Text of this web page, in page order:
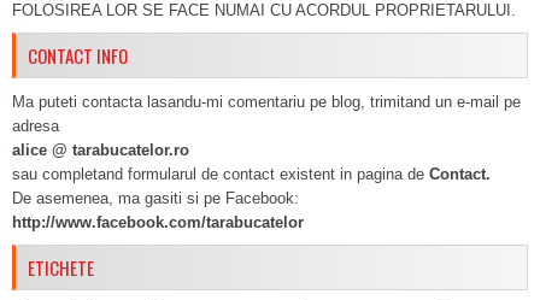
FOLOSIREA LOR SE FACE NUMAI CU ACORDUL PROPRIETARULUI.
CONTACT INFO
Ma puteti contacta lasandu-mi comentariu pe blog, trimitand un e-mail pe
adresa
alice @ tarabucatelor.ro
sau completand formularul de contact existent in pagina de Contact.
De asemenea, ma gasiti si pe Facebook:
http://www.facebook.com/tarabucatelor
ETICHETE